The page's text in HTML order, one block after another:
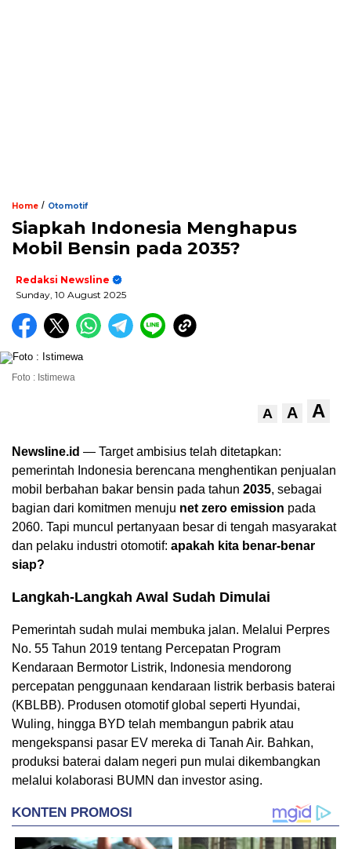
Home / Otomotif
Siapkah Indonesia Menghapus
Mobil Bensin pada 2035?
Redaksi Newsline
Sunday, 10 August 2025
Foto : Istimewa
A A A
Newsline.id — Target ambisius telah ditetapkan:
pemerintah Indonesia berencana menghentikan penjualan
mobil berbahan bakar bensin pada tahun 2035, sebagai
bagian dari komitmen menuju net zero emission pada
2060. Tapi muncul pertanyaan besar di tengah masyarakat
dan pelaku industri otomotif: apakah kita benar-benar
siap?
Langkah-Langkah Awal Sudah Dimulai
Pemerintah sudah mulai membuka jalan. Melalui Perpres
No. 55 Tahun 2019 tentang Percepatan Program
Kendaraan Bermotor Listrik, Indonesia mendorong
percepatan penggunaan kendaraan listrik berbasis baterai
(KBLBB). Produsen otomotif global seperti Hyundai,
Wuling, hingga BYD telah membangun pabrik atau
mengekspansi pasar EV mereka di Tanah Air. Bahkan,
produksi baterai dalam negeri pun mulai dikembangkan
melalui kolaborasi BUMN dan investor asing.